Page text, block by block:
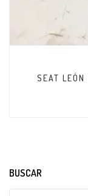
SEAT
BUSCAR